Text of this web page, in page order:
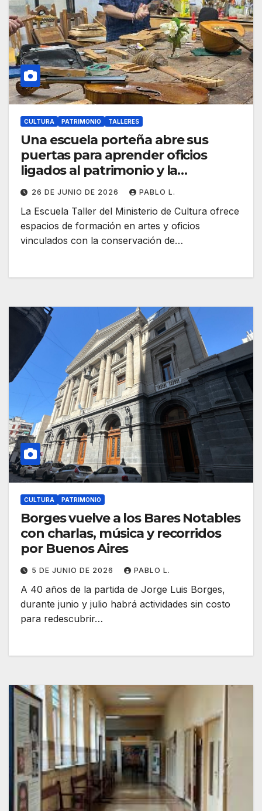
CULTURA PATRIMONIO TALLERES
Una escuela porteña abre sus
puertas para aprender oficios
ligados al patrimonio y la
fotografía analógica
26 DE JUNIO DE 2026 PABLO L.
La Escuela Taller del Ministerio de Cultura ofrece
espacios de formación en artes y oficios
vinculados con la conservación de…
CULTURA PATRIMONIO
Borges vuelve a los Bares Notables
con charlas, música y recorridos
por Buenos Aires
5 DE JUNIO DE 2026 PABLO L.
A 40 años de la partida de Jorge Luis Borges,
durante junio y julio habrá actividades sin costo
para redescubrir…